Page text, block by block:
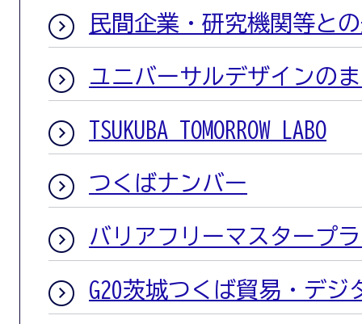
民間企業・研究機関等と
ユニバーサルデザインの
TSUKUBA TOMORROW LABO
つくばナンバー
バリアフリーマスタープ
G20茨城つくば貿易・デジ